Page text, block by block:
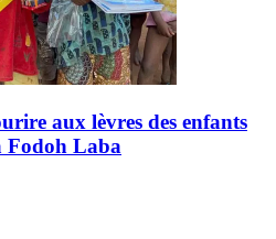
aux lèvres des enfants
Fodoh Laba